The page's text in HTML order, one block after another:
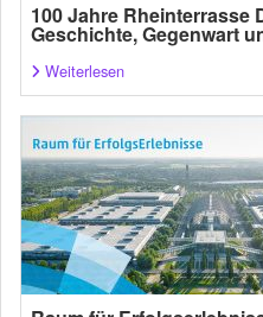
100 Jahre Rheinterrasse
Geschichte, Gegenwart
Weiterlesen